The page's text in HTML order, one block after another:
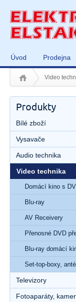
Úvod Prodejna
Video
Produkty
Bílé zboží
Vysavače
Audio technika
Video technika
Domácí kino s
Blu-ray
AV Receivery
Přenosné DVD
Blu-ray domácí
Set-top-boxy,
Televizory
Fotoaparáty,